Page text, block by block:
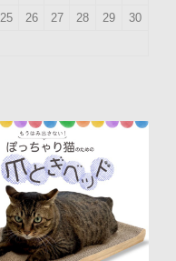
25 26 27 28 29
30